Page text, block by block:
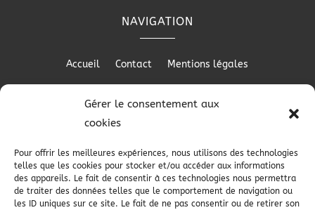
Gérer le consentement aux
cookies
Pour offrir les meilleures expériences, nous utilisons des technologies
telles que les cookies pour stocker et/ou accéder aux informations
des appareils. Le fait de consentir à ces technologies nous permettra
de traiter des données telles que le comportement de navigation ou
les ID uniques sur ce site. Le fait de ne pas consentir ou de retirer son
NAVIGATION
Accueil Contact Mentions légales
RÉALISATION